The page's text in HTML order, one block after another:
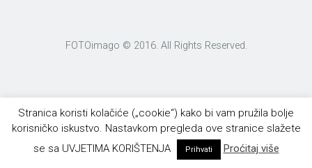
FOTOimago © 2016. All Rights Reserved.
Stranica koristi kolačiće („cookie“) kako bi vam pružila bolje
korisničko iskustvo. Nastavkom pregleda ove stranice slažete
se sa UVJETIMA KORIŠTENJA
Prihvati Proćitaj više